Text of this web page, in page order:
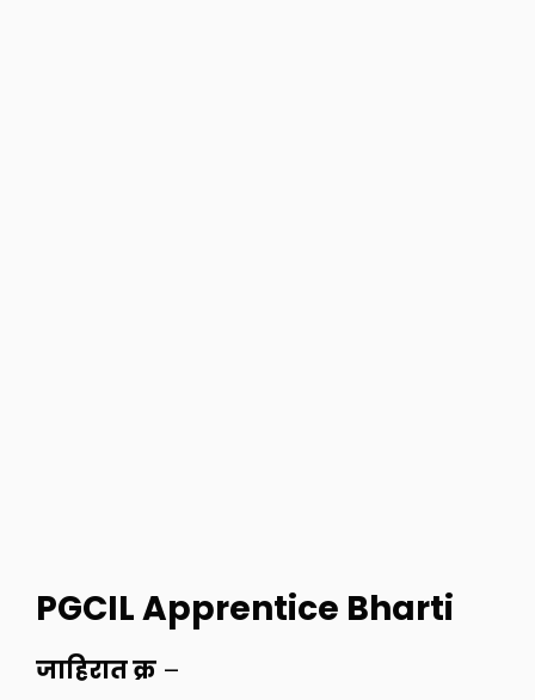
PGCIL Apprentice Bharti
जाहिरात क्र –